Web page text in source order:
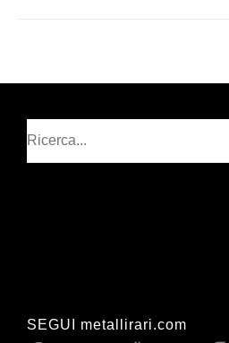
SEGUI metallirari.com